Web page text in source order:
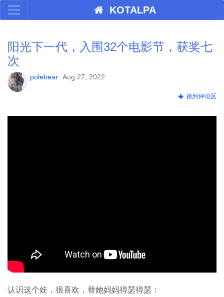
KOTALPA
阳光下一代，入围32个电影节，获奖七
次
polebear Aug 27, 2022
跳到评论区
认识这个娃，很喜欢，替她妈妈得瑟得瑟：